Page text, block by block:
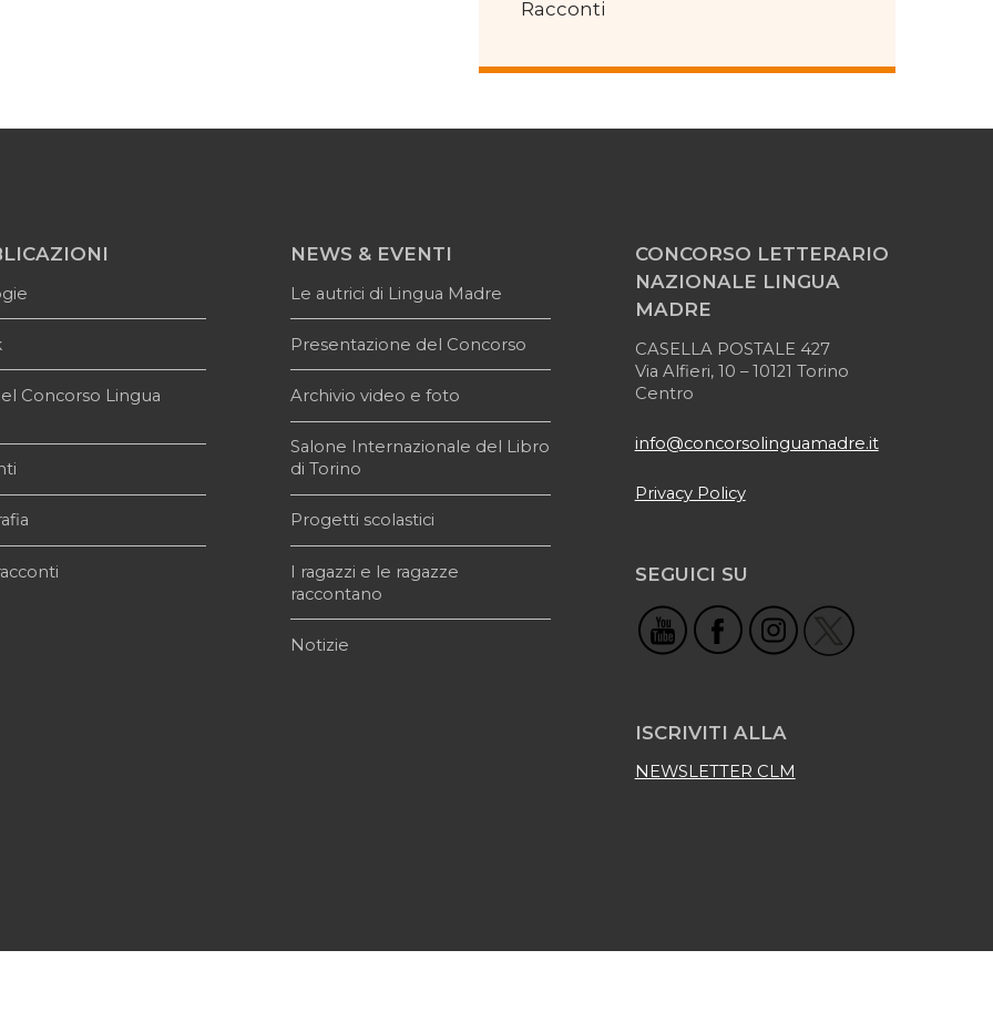
Racconti
Concorso Lingua
NEWS & EVENTI
Le autrici di Lingua Madre
Presentazione del Concorso
Archivio video e foto
Salone Internazionale del Libro
di Torino
Progetti scolastici
I ragazzi e le ragazze
raccontano
Notizie
CONCORSO LETTERARIO
NAZIONALE LINGUA
MADRE
CASELLA POSTALE 427
Via Alfieri, 10 – 10121 Torino
Centro
info@concorsolinguamadre.it
Privacy Policy
SEGUICI SU
ISCRIVITI ALLA
NEWSLETTER CLM